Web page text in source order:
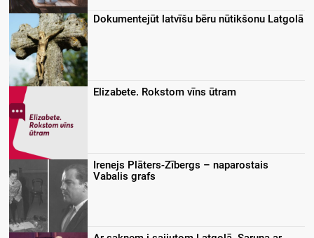
Dokumentejūt latvīšu bēru nūtikšonu Latgolā
Elizabete. Rokstom vīns ūtram
Irenejs Plāters-Zībergs – naparostais
Vabalis grafs